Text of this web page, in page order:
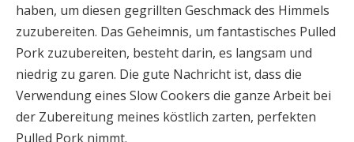
haben, um diesen gegrillten Geschmack des Himmels
zuzubereiten. Das Geheimnis, um fantastisches Pulled
Pork zuzubereiten, besteht darin, es langsam und
niedrig zu garen. Die gute Nachricht ist, dass die
Verwendung eines Slow Cookers die ganze Arbeit bei
der Zubereitung meines köstlich zarten, perfekten
Pulled Pork nimmt.